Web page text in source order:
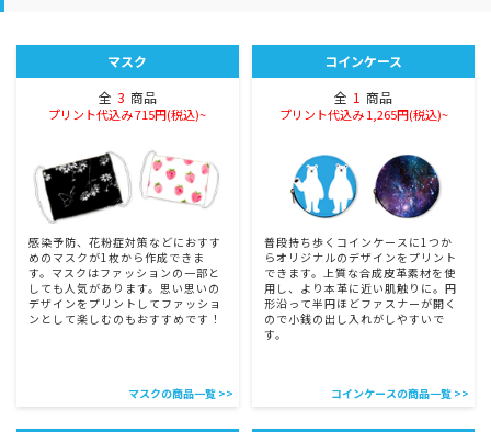
マスク
全 3 商品
プリント代込み 715円(税込)~
感染予防、花粉症対策などにおすす
めのマスクが1枚から作成できま
す。マスクはファッションの一部と
しても人気があります。思い思いの
デザインをプリントしてファッショ
ンとして楽しむのもおすすめです！
マスクの商品一覧 >>
コインケース
全 1 商品
プリント代込み 1,265円(税込)~
普段持ち歩くコインケースに1つか
らオリジナルのデザインをプリント
できます。上質な合成皮革素材を使
用し、より本革に近い肌触りに。円
形沿って半円ほどファスナーが開く
ので小銭の出し入れがしやすいで
す。
コインケースの商品一覧 >>